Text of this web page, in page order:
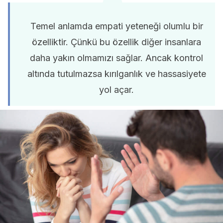
Temel anlamda empati yeteneği olumlu bir
özelliktir. Çünkü bu özellik diğer insanlara
daha yakın olmamızı sağlar. Ancak kontrol
altında tutulmazsa kırılganlık ve hassasiyete
yol açar.